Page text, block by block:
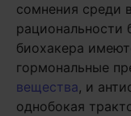
сомнения среди
рациональности
биохакера
гормональные
вещества, и
однобокая